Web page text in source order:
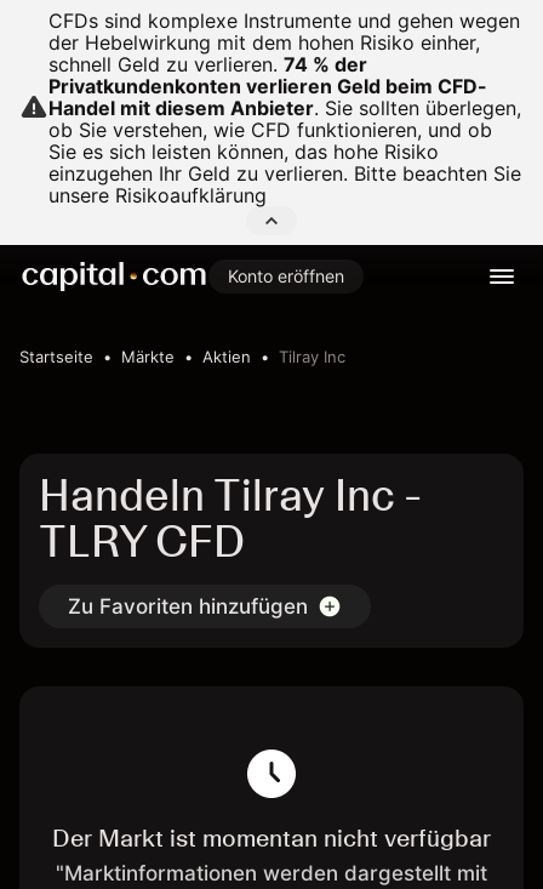
CFDs sind komplexe Instrumente und gehen wegen
der Hebelwirkung mit dem hohen Risiko einher,
schnell Geld zu verlieren. 74 % der
Privatkundenkonten verlieren Geld beim CFD-
Handel mit diesem Anbieter. Sie sollten überlegen,
ob Sie verstehen, wie CFD funktionieren, und ob
Sie es sich leisten können, das hohe Risiko
einzugehen Ihr Geld zu verlieren. Bitte beachten Sie
unsere Risikoaufklärung
Konto eröffnen
Startseite Märkte Aktien Tilray Inc
Handeln Tilray Inc -
TLRY CFD
Zu Favoriten hinzufügen
Der Markt ist momentan nicht verfügbar
"Marktinformationen werden dargestellt mit